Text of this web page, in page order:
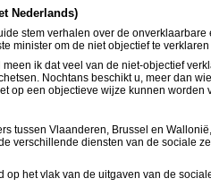
Nederlands)
stem verhalen over de
minister om de niet objectief te
ik dat veel van de niet-objectief
Nochtans beschikt u, meer dan
op een objectieve wijze kunnen worden
tussen Vlaanderen, Brussel en
verschillende diensten van de sociale
het vlak van de uitgaven van de